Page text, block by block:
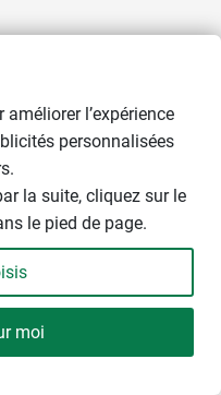
- +
l’expérience
personnalisées
la suite, cliquez sur le
le pied de page.
moi